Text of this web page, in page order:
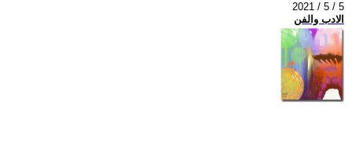
2021 / 5 / 5
الادب والفن